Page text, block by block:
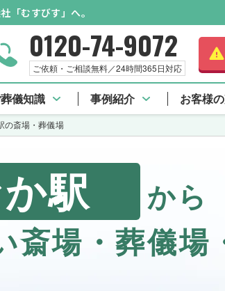
「むすびす」へ。
0120-74-9072
ご依頼・ご相談無料／24時間365日対応
儀知識 事例紹介 お客様
の斎場・葬儀場
駅 から
斎場・葬儀場